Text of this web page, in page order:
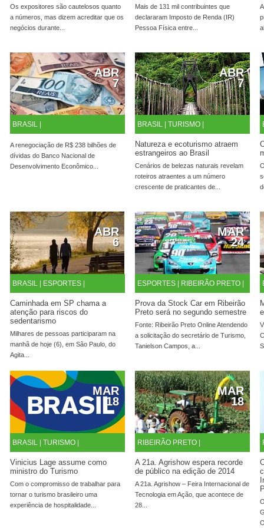
Os expositores são cautelosos quanto
a números, mas dizem acreditar que os
negócios durante...
Mais de 131 mil contribuintes que
declararam Imposto de Renda (IR)
Pessoa Física entre...
ABR
7
BRASIL |
A renegociação de R$ 238 bilhões de
dívidas do Banco Nacional de
Desenvolvimento Econômico...
ABR
7
BRASIL | TURISMO |
Natureza e ecoturismo atraem
estrangeiros ao Brasil
Cenários de belezas naturais revelam
roteiros atraentes a um número
crescente de praticantes de...
ABR
6
BRASIL | ESPORTES |
Caminhada em SP chama a
atenção para riscos do
sedentarismo
Milhares de pessoas participaram na
manhã de hoje (6), em São Paulo, do
Agita...
MAR
24
ESPORTES | RIBEIRÃO PRETO |
Prova da Stock Car em Ribeirão
Preto será no segundo semestre
Fonte: Ribeirão Preto Online Atendendo
a solicitação do secretário de Turismo,
Tanielson Campos, a...
MAR
18
BRASIL | TURISMO |
Vinicius Lage assume como
ministro do Turismo
Com o compromisso de trabalhar para
tornar o turismo brasileiro uma
experiência de hospitalidade...
MAR
18
RIBEIRÃO PRETO |
A 21a. Agrishow espera recorde
de público na edição de 2014
A 21a. Agrishow – Feira Internacional de
Tecnologia em Ação, que acontece de
28...